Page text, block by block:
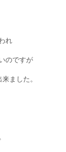
れ
のですが
ました。